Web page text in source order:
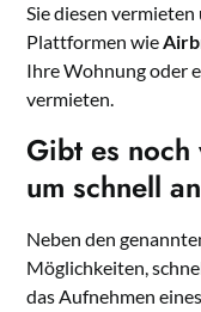
Sie diesen
Plattformen wie
Ihre Wohnung oder
vermieten.
Gibt es
um schnell
Neben den
Möglichkeiten,
das Aufnehmen